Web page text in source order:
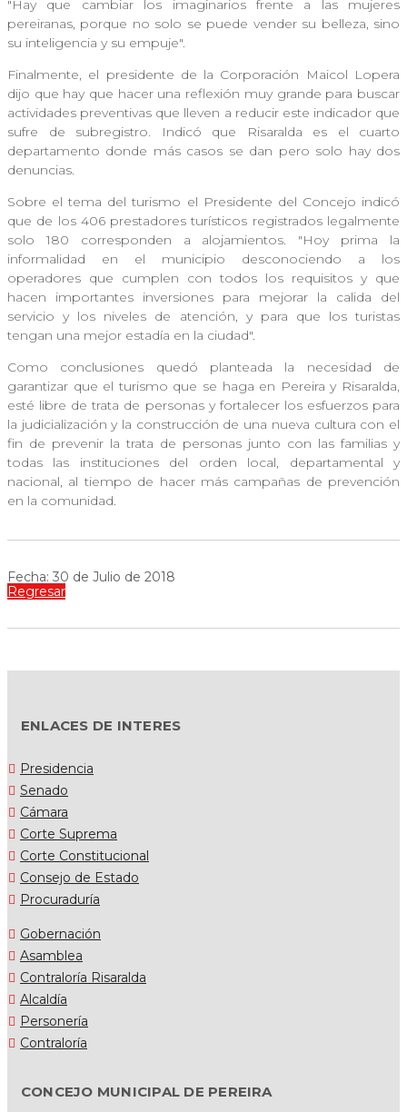
"Hay que cambiar los imaginarios frente a las mujeres
pereiranas, porque no solo se puede vender su belleza, sino
su inteligencia y su empuje".
Finalmente, el presidente de la Corporación Maicol Lopera
dijo que hay que hacer una reflexión muy grande para buscar
actividades preventivas que lleven a reducir este indicador que
sufre de subregistro. Indicó que Risaralda es el cuarto
departamento donde más casos se dan pero solo hay dos
denuncias.
Sobre el tema del turismo el Presidente del Concejo indicó
que de los 406 prestadores turísticos registrados legalmente
solo 180 corresponden a alojamientos. "Hoy prima la
informalidad en el municipio desconociendo a los
operadores que cumplen con todos los requisitos y que
hacen importantes inversiones para mejorar la calida del
servicio y los niveles de atención, y para que los turistas
tengan una mejor estadía en la ciudad".
Como conclusiones quedó planteada la necesidad de
garantizar que el turismo que se haga en Pereira y Risaralda,
esté libre de trata de personas y fortalecer los esfuerzos para
la judicialización y la construcción de una nueva cultura con el
fin de prevenir la trata de personas junto con las familias y
todas las instituciones del orden local, departamental y
nacional, al tiempo de hacer más campañas de prevención
en la comunidad.
Fecha: 30 de Julio de 2018
Regresar
ENLACES DE INTERES
Presidencia
Senado
Cámara
Corte Suprema
Corte Constitucional
Consejo de Estado
Procuraduría
Gobernación
Asamblea
Contraloría Risaralda
Alcaldía
Personería
Contraloría
CONCEJO MUNICIPAL DE PEREIRA